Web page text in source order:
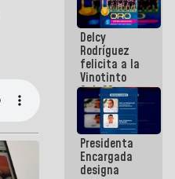
Delcy
Rodríguez
felicita a la
Vinotinto
Sub 20
campeona
frente
México Sub
23 en los
Centroamericanos
Presidenta
Encargada
designa